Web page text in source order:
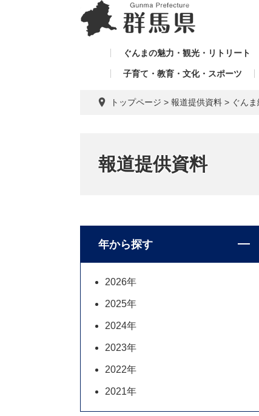
ぐんまの魅力・観光・リトリート
子育て・教育・文化・スポーツ
トップページ > 報道提供資料 > ぐん
報道提供資料
年から探す
2026年
2025年
2024年
2023年
2022年
2021年